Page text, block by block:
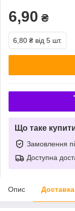
6,90 ₴
6,80 ₴ від 5 шт.
Що таке
Замовлення
Доступна
Опис Доставка